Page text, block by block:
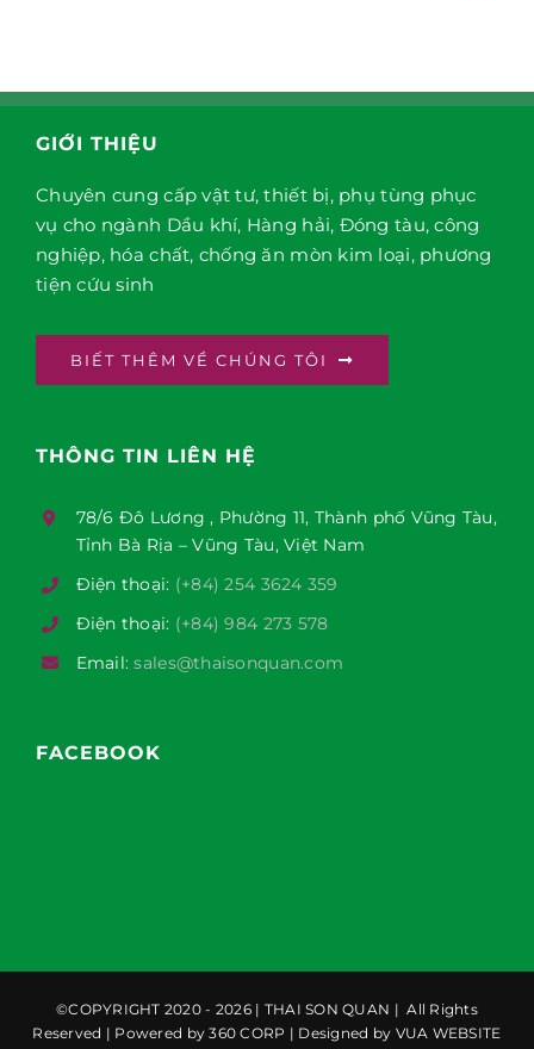
GIỚI THIỆU
Chuyên cung cấp vật tư, thiết bị, phụ tùng phục
vụ cho ngành Dầu khí, Hàng hải, Đóng tàu, công
nghiệp, hóa chất, chống ăn mòn kim loại, phương
tiện cứu sinh
BIẾT THÊM VỀ CHÚNG TÔI
THÔNG TIN LIÊN HỆ
78/6 Đô Lương , Phường 11, Thành phố Vũng Tàu,
Tỉnh Bà Rịa – Vũng Tàu, Việt Nam
Điện thoại: (+84) 254 3624 359
Điện thoại: (+84) 984 273 578
Email:sales@thaisonquan.com
FACEBOOK
©COPYRIGHT 2020 - 2026 | THAI SON QUAN | All Rights
Reserved | Powered by360 CORP | Designed by VUA WEBSITE